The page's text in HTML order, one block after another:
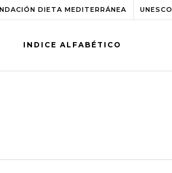
DIETA MEDITERRÁNEA UNESCO
INDICE ALFABÉTICO